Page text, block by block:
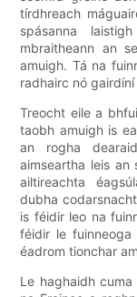
tírdhreach
spásanna
mbraitheann an
amuigh. Tá na
radhairc nó gairdíní
Treocht eile a
taobh amuigh is
an rogha
aimseartha leis an
ailtireachta
dubha
is féidir leo na
féidir le
éadrom tionchar
Le haghaidh